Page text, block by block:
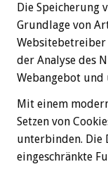
Die Speicherung
Grundlage von
Websitebetreiber
der Analyse des
Webangebot
Mit einem
Setzen von
unterbinden. Die
eingeschränkte